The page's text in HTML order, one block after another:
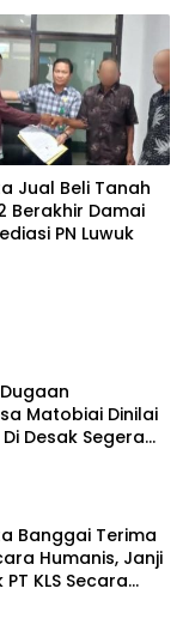
Jual Beli Tanah
Berakhir Damai
PN Luwuk
Matobiai Dinilai
Desak Segera
Banggai Terima
Humanis, Janji
KLS Secara